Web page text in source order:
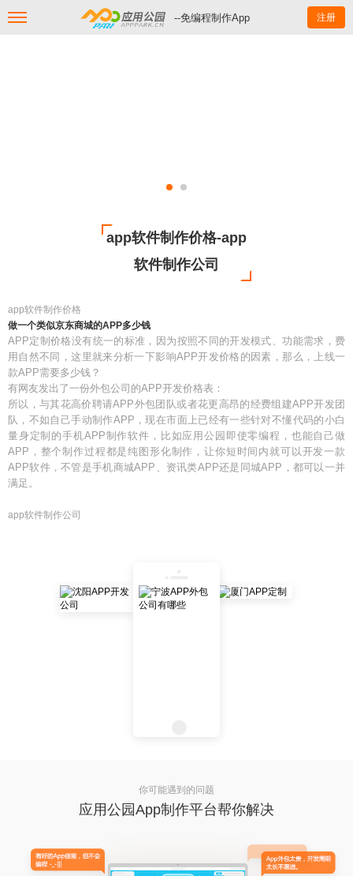
--免编程制作App 注册
app软件制作价格-app
软件制作公司
app软件制作价格
做一个类似京东商城的APP多少钱
APP定制价格没有统一的标准，因为按照不同的开发模式、功能需求，费
用自然不同，这里就来分析一下影响APP开发价格的因素，那么，上线一
款APP需要多少钱？
有网友发出了一份外包公司的APP开发价格表：
所以，与其花高价聘请APP外包团队或者花更高昂的经费组建APP开发团
队，不如自己手动制作APP，现在市面上已经有一些针对不懂代码的小白
量身定制的手机APP制作软件，比如应用公园即使零编程，也能自己做
APP，整个制作过程都是纯图形化制作，让你短时间内就可以开发一款
APP软件，不管是手机商城APP、资讯类APP还是同城APP，都可以一并
满足。
app软件制作公司
你可能遇到的问题
应用公园App制作平台帮你解决